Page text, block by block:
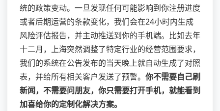
统的政策变动。一旦发现任何可能影响到你注册进度
或者后期运营的条款变化，我们会在24小时内生成
风险评估报告，并主动推送到你的手机端。比如去年
十二月，上海突然调整了特定行业的经营范围要求，
我们的系统在公告发布的当天晚上就自动生成了对照
表，并给所有相关客户发送了预警。 你不需要自己刷
新闻，不需要问朋友，你只需要打开手机，就能看到
加喜给你的定制化解决方案。